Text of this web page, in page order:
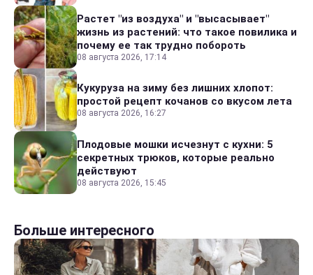
Растет "из воздуха" и "высасывает"
жизнь из растений: что такое повилика и
почему ее так трудно побороть
08 августа 2026, 17:14
Кукуруза на зиму без лишних хлопот:
простой рецепт кочанов со вкусом лета
08 августа 2026, 16:27
Плодовые мошки исчезнут с кухни: 5
секретных трюков, которые реально
действуют
08 августа 2026, 15:45
Больше интересного